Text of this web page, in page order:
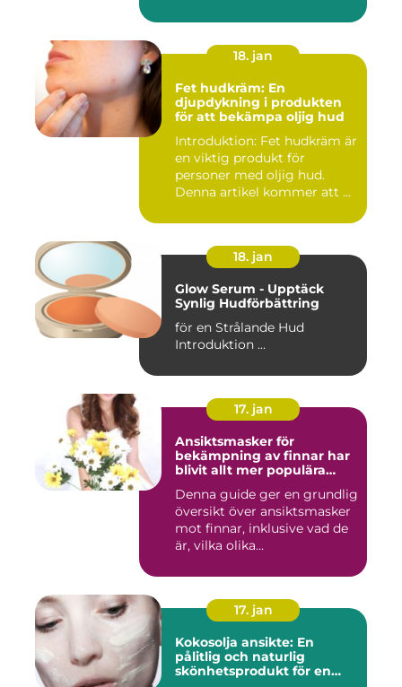
18. jan
Fet hudkräm: En
djupdykning i produkten
för att bekämpa oljig hud
Introduktion: Fet hudkräm är
en viktig produkt för
personer med oljig hud.
Denna artikel kommer att ...
18. jan
Glow Serum - Upptäck
Synlig Hudförbättring
för en Strålande Hud
Introduktion ...
17. jan
Ansiktsmasker för
bekämpning av finnar har
blivit allt mer populära
Denna guide ger en grundlig
översikt över ansiktsmasker
mot finnar, inklusive vad de
är, vilka olika...
17. jan
Kokosolja ansikte: En
pålitlig och naturlig
skönhetsprodukt för en